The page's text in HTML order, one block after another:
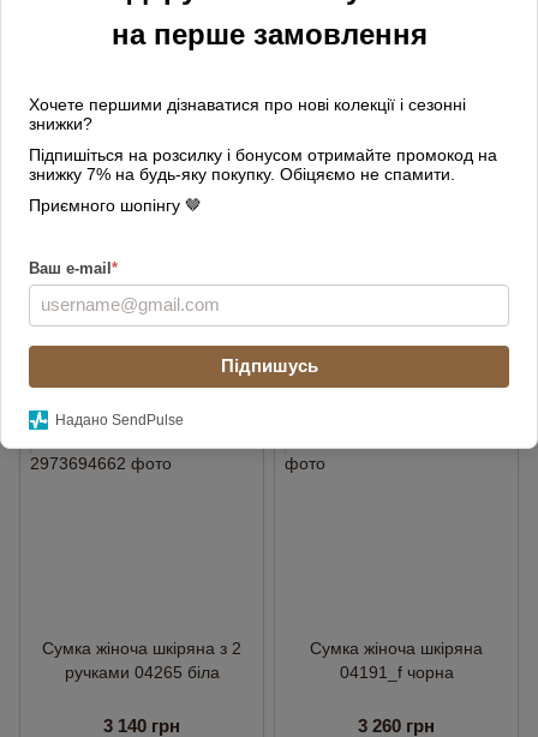
на перше замовлення
Хочете першими дізнаватися про нові колекції і сезонні
знижки?
Підпишіться на розсилку і бонусом отримайте промокод на
знижку 7% на будь-яку покупку. Обіцяємо не спамити.
Приємного шопінгу 🤎
Ваш e-mail*
Підпишусь
Надано SendPulse
капучино
2 980 грн
Купити Купити
ВІДЕО
Сумка жіноча шкіряна з 2
ручками 04265 біла
3 140 грн
Сумка жіноча шкіряна
04191_f чорна
3 260 грн